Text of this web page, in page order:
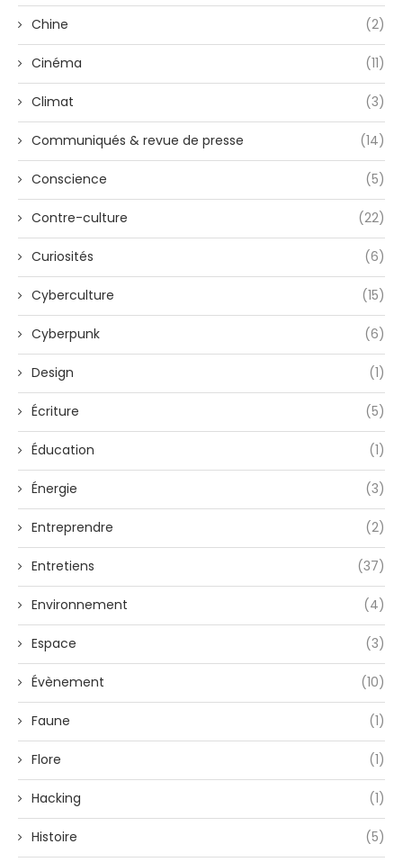
Chine (2)
Cinéma (11)
Climat (3)
Communiqués & revue de presse (14)
Conscience (5)
Contre-culture (22)
Curiosités (6)
Cyberculture (15)
Cyberpunk (6)
Design (1)
Écriture (5)
Éducation (1)
Énergie (3)
Entreprendre (2)
Entretiens (37)
Environnement (4)
Espace (3)
Évènement (10)
Faune (1)
Flore (1)
Hacking (1)
Histoire (5)